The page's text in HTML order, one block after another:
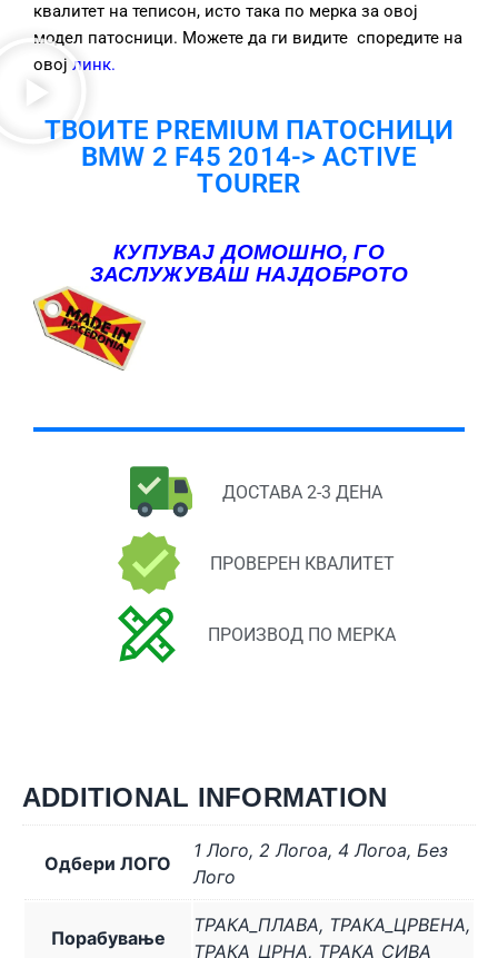
квалитет на теписон, исто така по мерка за овој
модел патосници. Можете да ги видите споредите на
овој линк.
ТВОИТЕ PREMIUM ПАТОСНИЦИ
BMW 2 F45 2014-> ACTIVE
TOURER
КУПУВАЈ ДОМОШНО, ГО
ЗАСЛУЖУВАШ НАЈДОБРОТО
ДОСТАВА 2-3 ДЕНА
ПРОВЕРЕН КВАЛИТЕТ
ПРОИЗВОД ПО МЕРКА
ADDITIONAL INFORMATION
Одбери ЛОГО
1 Лого, 2 Логоa, 4 Логоa, Без
Лого
Порабување
ТРАКА_ПЛАВА, ТРАКА_ЦРВЕНА,
ТРАКА_ЦРНА, ТРАКА_СИВА